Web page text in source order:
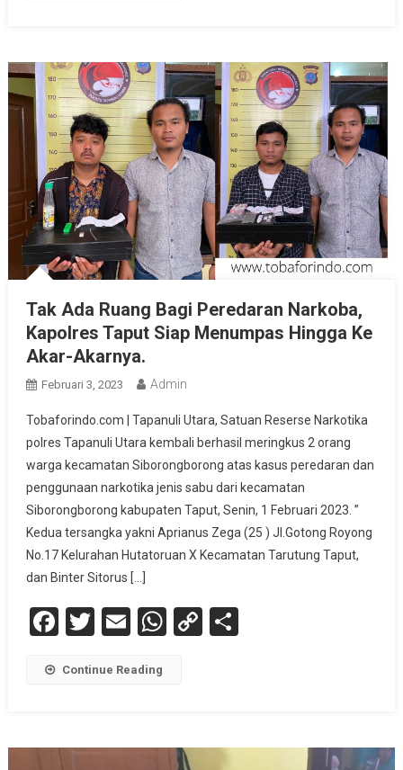
Tak Ada Ruang Bagi Peredaran Narkoba,
Kapolres Taput Siap Menumpas Hingga Ke
Akar-Akarnya.
Februari 3, 2023 Admin
Tobaforindo.com | Tapanuli Utara, Satuan Reserse Narkotika
polres Tapanuli Utara kembali berhasil meringkus 2 orang
warga kecamatan Siborongborong atas kasus peredaran dan
penggunaan narkotika jenis sabu dari kecamatan
Siborongborong kabupaten Taput, Senin, 1 Februari 2023. ”
Kedua tersangka yakni Aprianus Zega (25 ) Jl.Gotong Royong
No.17 Kelurahan Hutatoruan X Kecamatan Tarutung Taput,
dan Binter Sitorus […]
Facebook
Twitter
EmailWhatsApp
CopyShare
Continue Reading